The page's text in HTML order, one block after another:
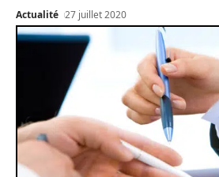
Actualité 27 juillet 2020